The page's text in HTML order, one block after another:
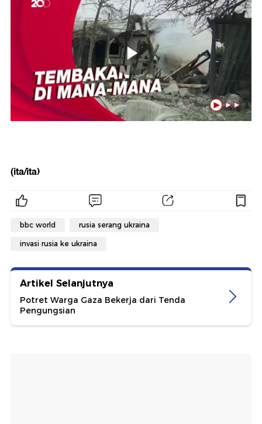
(ita/ita)
bbc world rusia serang ukraina
invasi rusia ke ukraina
Artikel Selanjutnya
Potret Warga Gaza Bekerja dari Tenda
Pengungsian